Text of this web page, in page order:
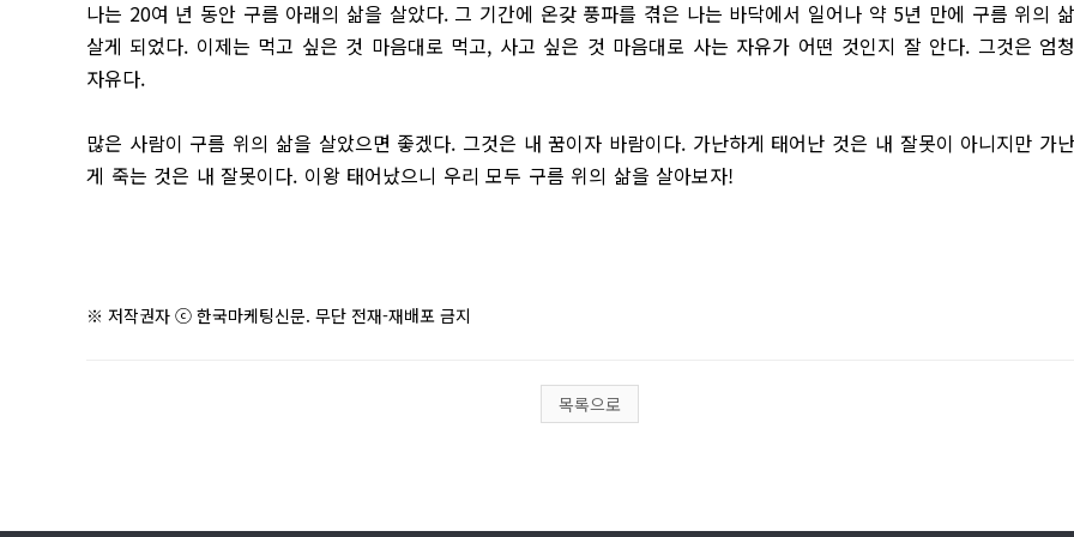
나는 20여 년 동안 구름 아래의 삶을 살았다. 그 기간에 온갖 풍파를 겪은 나는 바닥에서 일어나 약 5년 만에 구름 위의
살게 되었다. 이제는 먹고 싶은 것 마음대로 먹고, 사고 싶은 것 마음대로 사는 자유가 어떤 것인지 잘 안다. 그것은 엄
자유다.
많은 사람이 구름 위의 삶을 살았으면 좋겠다. 그것은 내 꿈이자 바람이다. 가난하게 태어난 것은 내 잘못이 아니지만 가
게 죽는 것은 내 잘못이다. 이왕 태어났으니 우리 모두 구름 위의 삶을 살아보자!
※ 저작권자 ⓒ 한국마케팅신문. 무단 전재-재배포 금지
목록으로